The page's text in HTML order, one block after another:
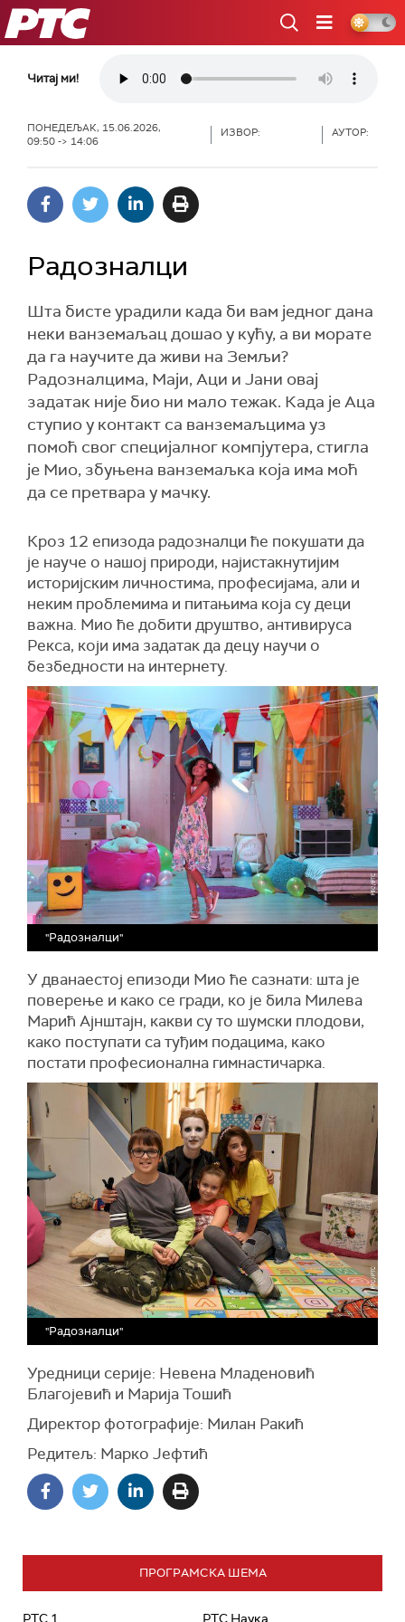
РТС
Читај ми!
ПОНЕДЕЉАК, 15.06.2026,
09:50 -> 14:06
ИЗВОР: АУТОР:
Радозналци
Шта бисте урадили када би вам једног дана
неки ванземаљац дошао у кућу, а ви морате
да га научите да живи на Земљи?
Радозналцима, Маји, Аци и Јани овај
задатак није био ни мало тежак. Када је Аца
ступио у контакт са ванземаљцима уз
помоћ свог специјалног компјутера, стигла
је Мио, збуњена ванземаљка која има моћ
да се претвара у мачку.
Кроз 12 епизода радозналци ће покушати да
је науче о нашој природи, најистакнутијим
историјским личностима, професијама, али и
неким проблемима и питањима која су деци
важна. Мио ће добити друштво, антивируса
Рекса, који има задатак да децу научи о
безбедности на интернету.
"Радозналци"
У дванаестој епизоди Мио ће сазнати: шта је
поверење и како се гради, ко је била Милева
Марић Ајнштајн, какви су то шумски плодови,
како поступати са туђим подацима, како
постати професионална гимнастичарка.
"Радозналци"
Уредници серије: Невена Младеновић
Благојевић и Марија Тошић
Директор фотографије: Милан Ракић
Редитељ: Марко Јефтић
ПРОГРАМСКА ШЕМА
РТС 1 РТС Наука